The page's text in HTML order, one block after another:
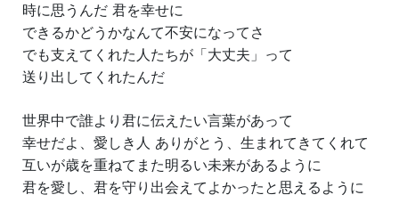
時に思うんだ 君を幸せに
できるかどうかなんて不安になってさ
でも支えてくれた人たちが「大丈夫」って
送り出してくれたんだ
世界中で誰より君に伝えたい言葉があって
幸せだよ、愛しき人 ありがとう、生まれてきてくれて
互いが歳を重ねてまた明るい未来があるように
君を愛し、君を守り出会えてよかったと思えるように